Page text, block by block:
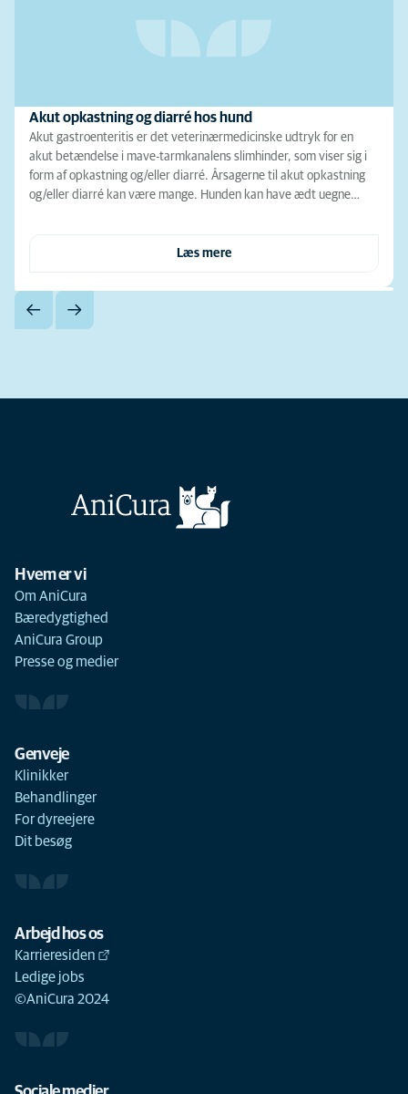
Akut opkastning og diarré hos hund
Akut gastroenteritis er det veterinærmedicinske udtryk for en
akut betændelse i mave-tarmkanalens slimhinder, som viser sig i
form af opkastning og/eller diarré. Årsagerne til akut opkastning
og/eller diarré kan være mange. Hunden kan have ædt uegne…
Læs mere
Hvem er vi
Om AniCura
Bæredygtighed
AniCura Group
Presse og medier
Genveje
Klinikker
Behandlinger
For dyreejere
Dit besøg
Arbejd hos os
Karrieresiden
Ledige jobs
©AniCura 2024